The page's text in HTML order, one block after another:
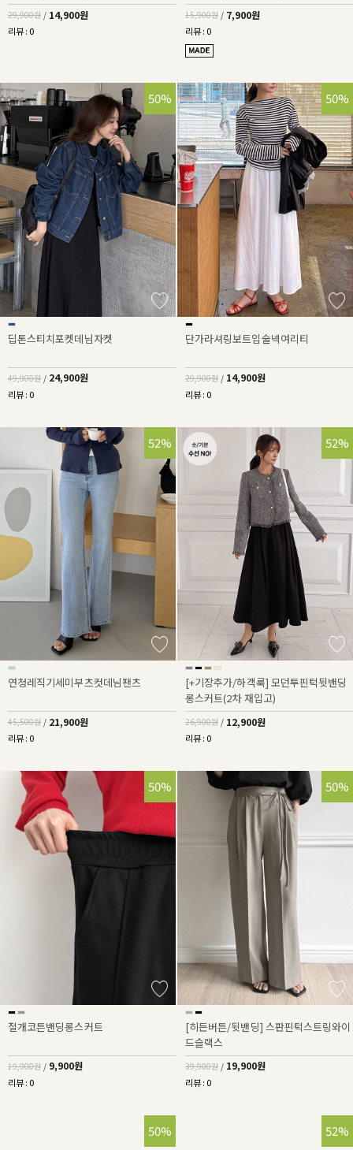
29,900원 / 14,900원
리뷰 : 0
15,900원 / 7,900원
리뷰 : 0
50%
딥톤스티치포켓데님자켓
49,900원 / 24,900원
리뷰 : 0
50%
단가라셔링보트입술넥여리티
29,900원 / 14,900원
리뷰 : 0
52%
연청레직기세미부츠컷데님팬츠
45,500원 / 21,900원
리뷰 : 0
52%
[+기장추가/하객룩] 모던투핀턱뒷밴딩
롱스커트(2차 재입고)
26,900원 / 12,900원
리뷰 : 0
50%
절개코튼밴딩롱스커트
19,900원 / 9,900원
리뷰 : 0
50%
[히든버튼/뒷밴딩] 스판핀턱스트링와이
드슬랙스
39,900원 / 19,900원
리뷰 : 0
50% 52%